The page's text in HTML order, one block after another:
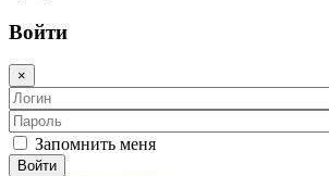
Войти
×
Запомнить меня
Войти